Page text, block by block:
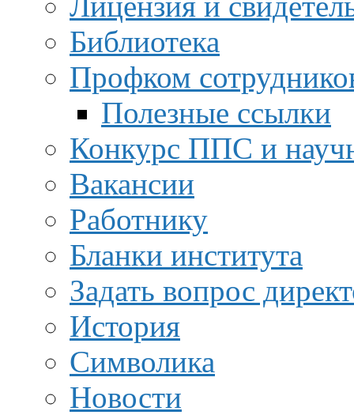
Библиотека
Профком
Полезные ссылки
Конкурс ППС и
Вакансии
Работнику
Бланки института
Задать вопрос
История
Символика
Новости